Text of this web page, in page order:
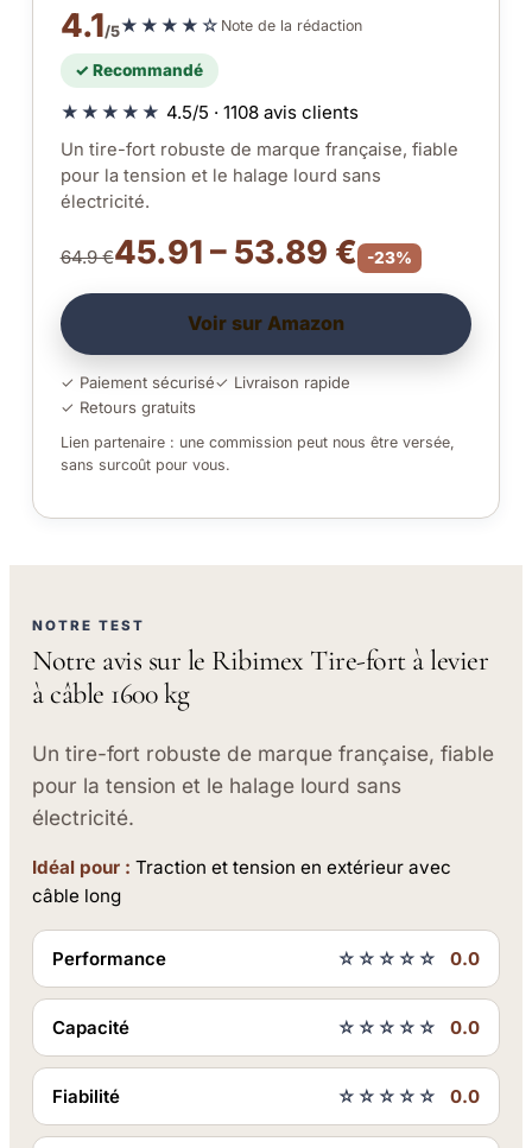
4.1/5★★★★☆ Note de la rédaction
✓ Recommandé
★★★★★ 4.5/5 · 1108 avis clients
Un tire-fort robuste de marque française, fiable
pour la tension et le halage lourd sans
électricité.
64.9 €45.91 – 53.89 € -23%
Voir sur Amazon
✓ Paiement sécurisé✓ Livraison rapide
✓ Retours gratuits
Lien partenaire : une commission peut nous être versée,
sans surcoût pour vous.
NOTRE TEST
Notre avis sur le Ribimex Tire-fort à levier
à câble 1600 kg
Un tire-fort robuste de marque française, fiable
pour la tension et le halage lourd sans
électricité.
Idéal pour : Traction et tension en extérieur avec
câble long
Performance ☆☆☆☆☆ 0.0
Capacité ☆☆☆☆☆ 0.0
Fiabilité ☆☆☆☆☆ 0.0